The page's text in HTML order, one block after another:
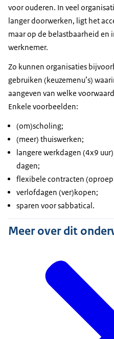
voor ouderen. In veel
langer doorwerken, ligt het
maar op de belastbaarheid en
werknemer.
Zo kunnen organisaties
gebruiken (keuzemenu’s)
aangeven van welke
Enkele voorbeelden:
(om)scholing;
(meer) thuiswerken;
langere werkdagen (4x9
dagen;
flexibele contracten
verlofdagen (ver)kopen;
sparen voor sabbatical.
Meer over dit